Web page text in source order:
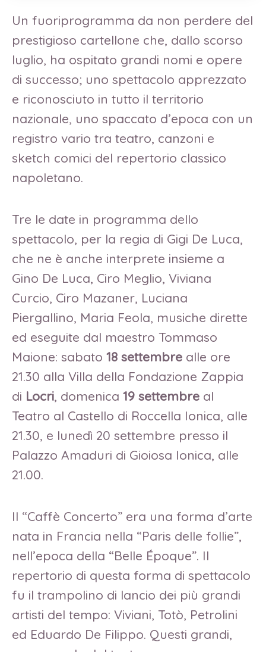
Un fuoriprogramma da non perdere del
prestigioso cartellone che, dallo scorso
luglio, ha ospitato grandi nomi e opere
di successo; uno spettacolo apprezzato
e riconosciuto in tutto il territorio
nazionale, uno spaccato d’epoca con un
registro vario tra teatro, canzoni e
sketch comici del repertorio classico
napoletano.
Tre le date in programma dello
spettacolo, per la regia di Gigi De Luca,
che ne è anche interprete insieme a
Gino De Luca, Ciro Meglio, Viviana
Curcio, Ciro Mazaner, Luciana
Piergallino, Maria Feola, musiche dirette
ed eseguite dal maestro Tommaso
Maione: sabato 18 settembre alle ore
21.30 alla Villa della Fondazione Zappia
di Locri, domenica 19 settembre al
Teatro al Castello di Roccella Ionica, alle
21.30, e lunedì 20 settembre presso il
Palazzo Amaduri di Gioiosa Ionica, alle
21.00.
Il “Caffè Concerto” era una forma d’arte
nata in Francia nella “Paris delle follie”,
nell’epoca della “Belle Époque”. Il
repertorio di questa forma di spettacolo
fu il trampolino di lancio dei più grandi
artisti del tempo: Viviani, Totò, Petrolini
ed Eduardo De Filippo. Questi grandi,